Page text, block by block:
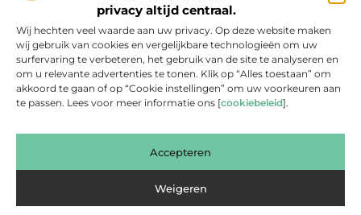
privacy altijd centraal.
Wij hechten veel waarde aan uw privacy. Op deze website maken
wij gebruik van cookies en vergelijkbare technologieën om uw
surfervaring te verbeteren, het gebruik van de site te analyseren en
om u relevante advertenties te tonen. Klik op “Alles toestaan” om
akkoord te gaan of op “Cookie instellingen” om uw voorkeuren aan
te passen. Lees voor meer informatie ons [cookiebeleid].
Accepteren
Weigeren
Inspiratie, tips en verhalen voor elk moment.
Ontdek een breed scala aan artikelen en blogs die je dagelijks
leven verrijken, van praktische adviezen tot boeiende verhalen.
Bericht categorie
Onze informatie